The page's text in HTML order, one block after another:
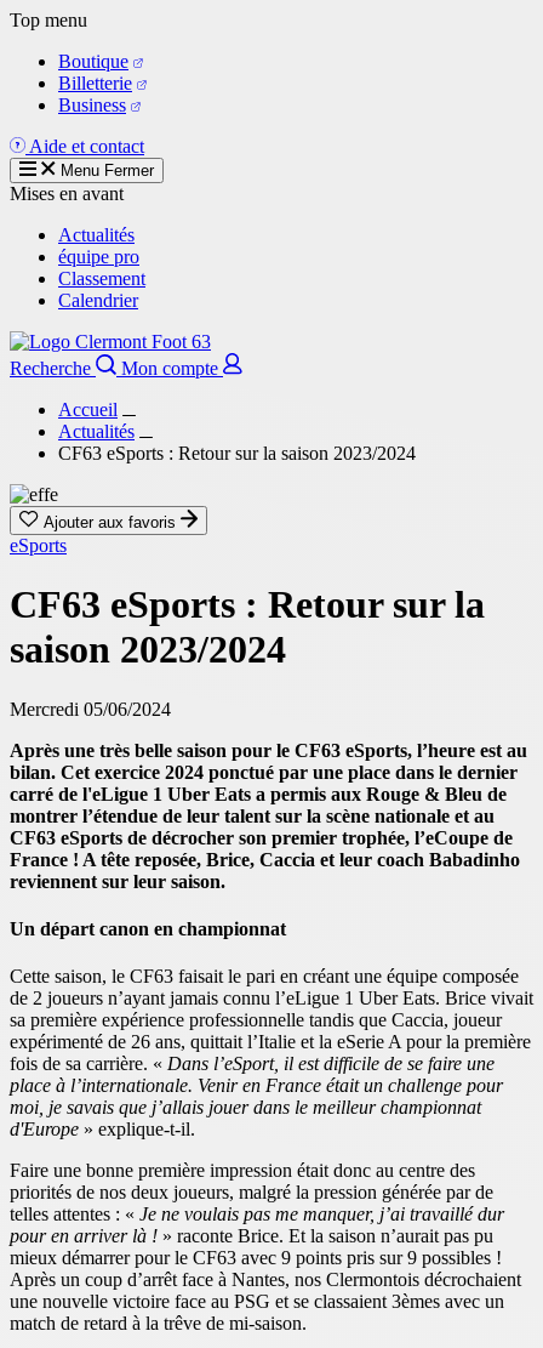
Aller
contenu
principal
Top menu
Boutique
Billetterie
Business
Aide et contact
Menu Fermer
Mises en avant
Actualités
équipe pro
Classement
Calendrier
Recherche
Mon compte
Accueil
Actualités
CF63 eSports : Retour sur la saison 2023/2024
Ajouter aux favoris
eSports
CF63 eSports : Retour sur la
saison 2023/2024
Mercredi 05/06/2024
Après une très belle saison pour le CF63 eSports, l’heure est au
bilan. Cet exercice 2024 ponctué par une place dans le dernier
carré de l'eLigue 1 Uber Eats a permis aux Rouge & Bleu de
montrer l’étendue de leur talent sur la scène nationale et au
CF63 eSports de décrocher son premier trophée, l’eCoupe de
France ! A tête reposée, Brice, Caccia et leur coach Babadinho
reviennent sur leur saison.
Un départ canon en championnat
Cette saison, le CF63 faisait le pari en créant une équipe composée
de 2 joueurs n’ayant jamais connu l’eLigue 1 Uber Eats. Brice vivait
sa première expérience professionnelle tandis que Caccia, joueur
expérimenté de 26 ans, quittait l’Italie et la eSerie A pour la première
fois de sa carrière. « Dans l’eSport, il est difficile de se faire une
place à l’internationale. Venir en France était un challenge pour
moi, je savais que j’allais jouer dans le meilleur championnat
d'Europe » explique-t-il.
Faire une bonne première impression était donc au centre des
priorités de nos deux joueurs, malgré la pression générée par de
telles attentes : « Je ne voulais pas me manquer, j’ai travaillé dur
pour en arriver là ! » raconte Brice. Et la saison n’aurait pas pu
mieux démarrer pour le CF63 avec 9 points pris sur 9 possibles !
Après un coup d’arrêt face à Nantes, nos Clermontois décrochaient
une nouvelle victoire face au PSG et se classaient 3èmes avec un
match de retard à la trêve de mi-saison.